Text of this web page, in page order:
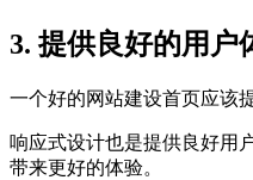
3. 提供良好的用户
一个好的网站建设首页应该
响应式设计也是提供良好用
带来更好的体验。